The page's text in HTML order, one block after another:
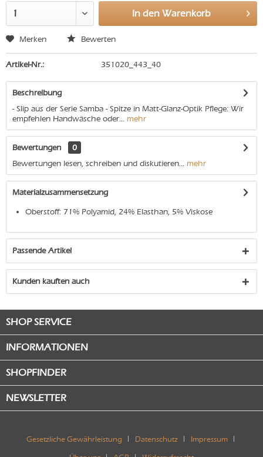
In den Warenkorb
Merken Bewerten
Artikel-Nr.: 351020_443_40
Beschreibung
- Slip aus der Serie Samba - Spitze in Matt-Glanz-Optik Pflege: Wir
empfehlen Handwäsche oder... mehr
Bewertungen
0
Bewertungen lesen, schreiben und diskutieren... mehr
Materialzusammensetzung
Oberstoff: 71% Polyamid, 24% Elasthan, 5% Viskose
Passende Artikel
Kunden kauften auch
SHOP SERVICE
INFORMATIONEN
SHOPFINDER
NEWSLETTER
Gesetzliche Gewährleistung Datenschutz Impressum